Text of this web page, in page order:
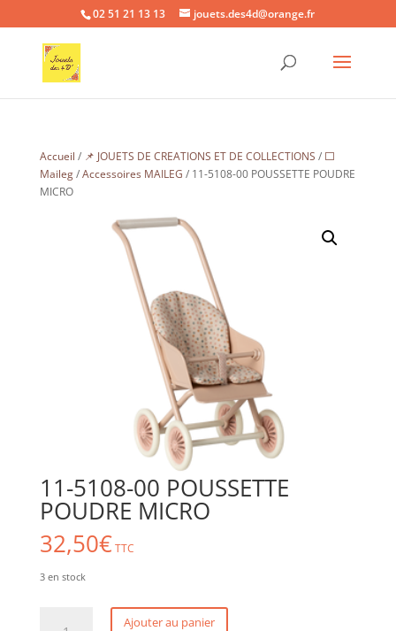
02 51 21 13 13 jouets.des4d@orange.fr
Accueil / 📌 JOUETS DE CREATIONS ET DE COLLECTIONS / ⬜
Maileg/Accessoires MAILEG / 11-5108-00 POUSSETTE POUDRE
MICRO
11-5108-00 POUSSETTE
POUDRE MICRO
32,50€TTC
3 en stock
Ajouter au panier